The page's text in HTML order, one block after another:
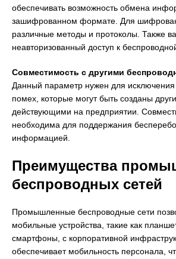
обеспечивать возможность обмена
зашифрованном формате. Для
различные методы и протоколы. Также
неавторизованный доступ к
Совместимость с другими
Данный параметр нужен для исключения
помех, которые могут быть созданы
действующими на предприятии.
необходима для поддержания
информацией.
Преимущества
беспроводных сетей
Промышленные беспроводные сети
мобильные устройства, такие как
смартфоны, с корпоративной
обеспечивает мобильность персонала,